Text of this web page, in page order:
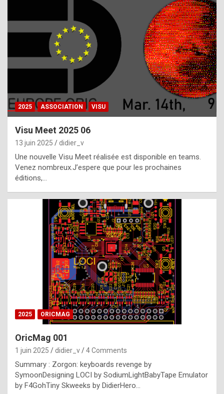
h
a
t
t
e
b
e
s
t
p
h
o
n
y
l
e
2025 ASSOCIATION VISU
Visu Meet 2025 06
13 juin 2025 didier_v
Une nouvelle Visu Meet réalisée est disponible en teams.
Venez nombreux.J’espere que pour les prochaines
éditions,…
2025 ORICMAG
OricMag 001
1 juin 2025 didier_v 4 Comments
Summary : Zorgon: keyboards revenge by
SymoonDesigning LOCI by SodiumLightBabyTape Emulator
by F4GohTiny Skweeks by DidierHero…